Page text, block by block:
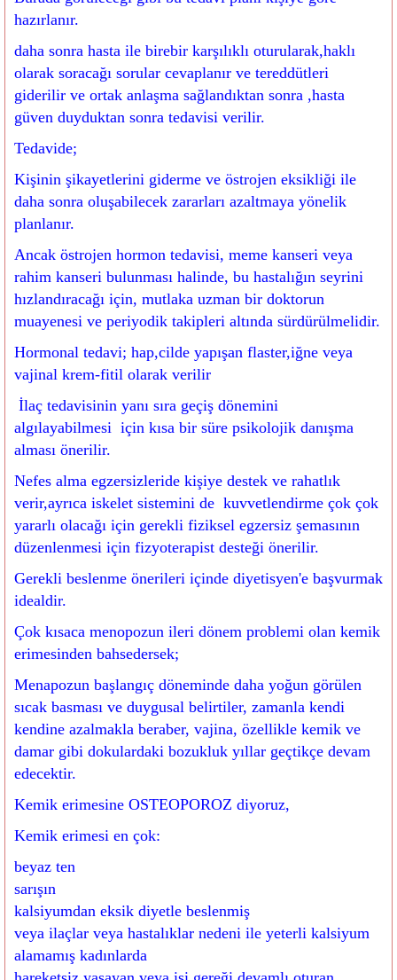
hazırlanır.
daha sonra hasta ile birebir karşılıklı oturularak,haklı
olarak soracağı sorular cevaplanır ve tereddütleri
giderilir ve ortak anlaşma sağlandıktan sonra ,hasta
güven duyduktan sonra tedavisi verilir.
Tedavide;
Kişinin şikayetlerini giderme ve östrojen eksikliği ile
daha sonra oluşabilecek zararları azaltmaya yönelik
planlanır.
Ancak östrojen hormon tedavisi, meme kanseri veya
rahim kanseri bulunması halinde, bu hastalığın seyrini
hızlandıracağı için, mutlaka uzman bir doktorun
muayenesi ve periyodik takipleri altında sürdürülmelidir.
Hormonal tedavi; hap,cilde yapışan flaster,iğne veya
vajinal krem-fitil olarak verilir
İlaç tedavisinin yanı sıra geçiş dönemini
algılayabilmesi için kısa bir süre psikolojik danışma
alması önerilir.
Nefes alma egzersizleride kişiye destek ve rahatlık
verir,ayrıca iskelet sistemini de kuvvetlendirme çok çok
yararlı olacağı için gerekli fiziksel egzersiz şemasının
düzenlenmesi için fizyoterapist desteği önerilir.
Gerekli beslenme önerileri içinde diyetisyen'e başvurmak
idealdir.
Çok kısaca menopozun ileri dönem problemi olan kemik
erimesinden bahsedersek;
Menapozun başlangıç döneminde daha yoğun görülen
sıcak basması ve duygusal belirtiler, zamanla kendi
kendine azalmakla beraber, vajina, özellikle kemik ve
damar gibi dokulardaki bozukluk yıllar geçtikçe devam
edecektir.
Kemik erimesine OSTEOPOROZ diyoruz,
Kemik erimesi en çok:
beyaz ten
sarışın
kalsiyumdan eksik diyetle beslenmiş
veya ilaçlar veya hastalıklar nedeni ile yeterli kalsiyum
alamamış kadınlarda